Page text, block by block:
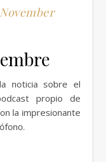
November
noticia sobre el
propio de
la impresionante